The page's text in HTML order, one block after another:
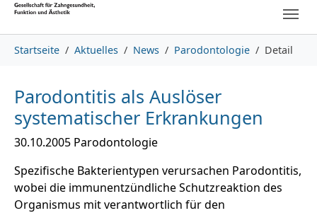
Skip to main content
Skip to page footer
Startseite Aktuelles News Parodontologie Detail
Parodontitis als Auslöser
systematischer Erkrankungen
30.10.2005 Parodontologie
Spezifische Bakterientypen verursachen Parodontitis,
wobei die immunentzündliche Schutzreaktion des
Organismus mit verantwortlich für den